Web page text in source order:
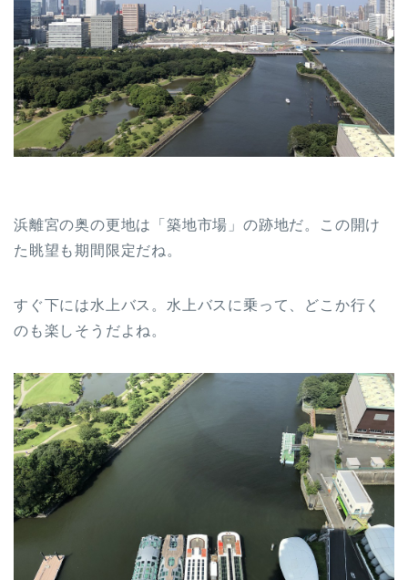
浜離宮の奥の更地は「築地市場」の跡地だ。この開け
た眺望も期間限定だね。
すぐ下には水上バス。水上バスに乗って、どこか行く
のも楽しそうだよね。